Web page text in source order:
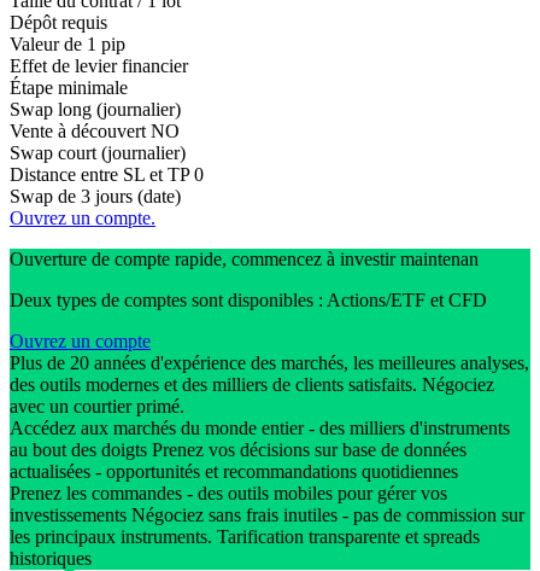
Dépôt requis
Valeur de 1 pip
Effet de levier financier
Étape minimale
Swap long (journalier)
Vente à découvert NO
Swap court (journalier)
Distance entre SL et TP 0
Swap de 3 jours (date)
Ouvrez un compte.
Ouverture de compte rapide, commencez à investir maintenan
Deux types de comptes sont disponibles : Actions/ETF et CFD
Ouvrez un compte
Plus de 20 années d'expérience des marchés, les meilleures analyses,
des outils modernes et des milliers de clients satisfaits. Négociez
avec un courtier primé.
Accédez aux marchés du monde entier - des milliers d'instruments
au bout des doigts Prenez vos décisions sur base de données
actualisées - opportunités et recommandations quotidiennes
Prenez les commandes - des outils mobiles pour gérer vos
investissements Négociez sans frais inutiles - pas de commission sur
les principaux instruments. Tarification transparente et spreads
historiques